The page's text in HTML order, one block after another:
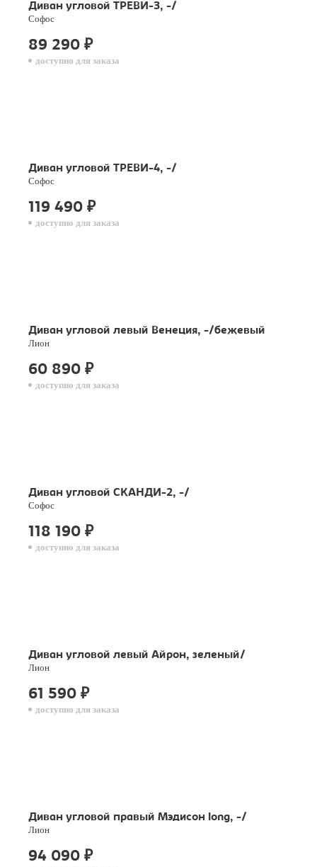
Диван угловой ТРЕВИ-3, -/
Софос
89 290 ₽
доступно для заказа
Диван угловой ТРЕВИ-4, -/
Софос
119 490 ₽
доступно для заказа
Диван угловой левый Венеция, -/бежевый
Лион
60 890 ₽
доступно для заказа
Диван угловой СКАНДИ-2, -/
Софос
118 190 ₽
доступно для заказа
Диван угловой левый Айрон, зеленый/
Лион
61 590 ₽
доступно для заказа
Диван угловой правый Мэдисон long, -/
Лион
94 090 ₽